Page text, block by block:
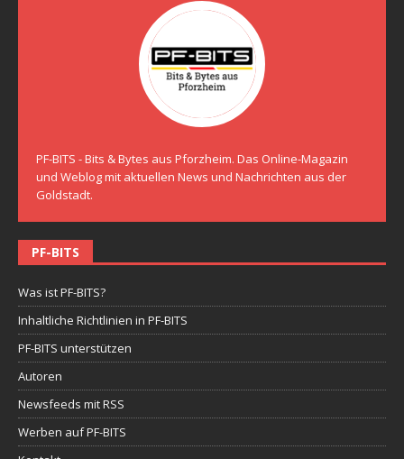
PF-BITS - Bits & Bytes aus Pforzheim. Das Online-Magazin
und Weblog mit aktuellen News und Nachrichten aus der
Goldstadt.
PF-BITS
Was ist PF-BITS?
Inhaltliche Richtlinien in PF-BITS
PF-BITS unterstützen
Autoren
Newsfeeds mit RSS
Werben auf PF-BITS